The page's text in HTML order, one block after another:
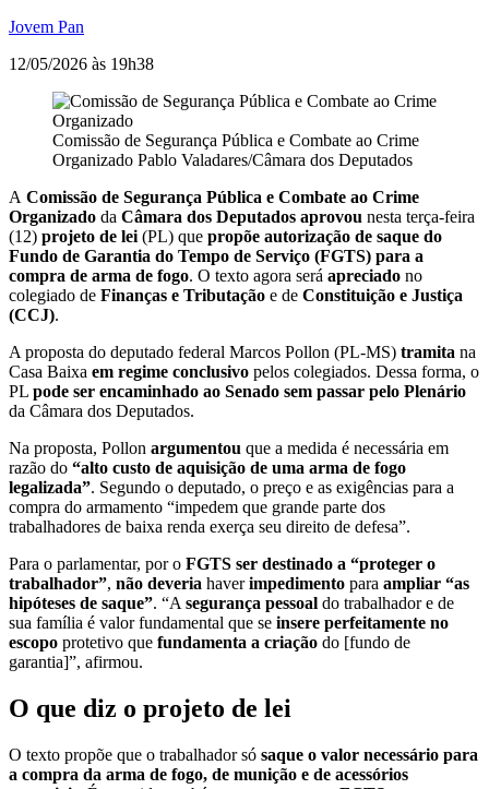
Jovem Pan
12/05/2026 às 19h38
Comissão de Segurança Pública e Combate ao Crime
Organizado Pablo Valadares/Câmara dos Deputados
A Comissão de Segurança Pública e Combate ao Crime
Organizado da Câmara dos Deputados aprovou nesta terça-feira
(12) projeto de lei (PL) que propõe autorização de saque do
Fundo de Garantia do Tempo de Serviço (FGTS) para a
compra de arma de fogo. O texto agora será apreciado no
colegiado de Finanças e Tributação e de Constituição e Justiça
(CCJ).
A proposta do deputado federal Marcos Pollon (PL-MS) tramita na
Casa Baixa em regime conclusivo pelos colegiados. Dessa forma, o
PL pode ser encaminhado ao Senado sem passar pelo Plenário
da Câmara dos Deputados.
Na proposta, Pollon argumentou que a medida é necessária em
razão do “alto custo de aquisição de uma arma de fogo
legalizada”. Segundo o deputado, o preço e as exigências para a
compra do armamento “impedem que grande parte dos
trabalhadores de baixa renda exerça seu direito de defesa”.
Para o parlamentar, por o FGTS ser destinado a “proteger o
trabalhador”, não deveria haverimpedimento para ampliar “as
hipóteses de saque”. “A segurança pessoal do trabalhador e de
sua família é valor fundamental que se insere perfeitamente no
escopo protetivo que fundamenta a criação do [fundo de
garantia]”, afirmou.
O que diz o projeto de lei
O texto propõe que o trabalhador só saque o valor necessário para
a compra da arma de fogo, de munição e de acessórios